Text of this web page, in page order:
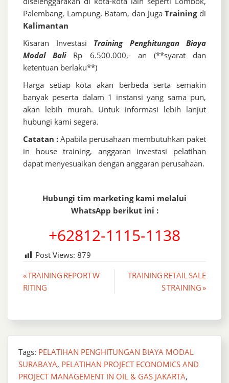
Palembang, Lampung, Batam, dan JugaTrainingdi
Kalimantan
Kisaran Investasi
Training Penghitungan Biaya
Modal Bali
Rp 6.500.000,- an (**syarat dan
ketentuan berlaku**)
Harga setiap kota akan berbeda serta semakin
banyak peserta dalam 1 instansi yang sama pun,
akan lebih murah. Untuk informasi lebih lanjut
hubungi kami segera.
Catatan : Apabila perusahaan membutuhkan paket
in house training, anggaran investasi pelatihan
dapat menyesuaikan dengan anggaran perusahaan.
Hubungi tim marketing kami melalui
WhatsApp berikut ini :
+62812-1115-1138
Post Views: 879
Post
navigation
« TRAINING REPORT W
RITING
TRAINING RETAIL SALE
S TRAINING »
Tags: PELATIHAN PENGHITUNGAN BIAYA MODAL
SURABAYA, PELATIHAN PROJECT ECONOMICS AND
PROJECT MANAGEMENT IN OIL & GAS JAKARTA,